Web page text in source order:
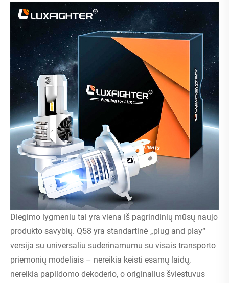
Diegimo lygmeniu tai yra viena iš pagrindinių mūsų naujo
produkto savybių. Q58 yra standartinė „plug and play“
versija su universaliu suderinamumu su visais transporto
priemonių modeliais – nereikia keisti esamų laidų,
nereikia papildomo dekoderio, o originalius šviestuvus